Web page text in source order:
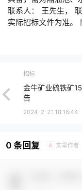
联系人： 王先生，
实际招标文件为准。
招标
金牛矿业硫铁矿
告
2024-2-21 18:16:44
0 条回复 A 文章作者